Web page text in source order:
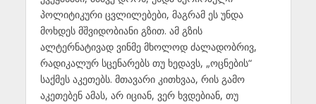
პოლიტიკური ცვლილებები, მაგრამ ეს უნდა
მოხდეს მშვიდობიანი გზით. ამ გზის
ალტერნატივად ვინმე მხოლოდ ძალადობრივ,
რადიკალურ სცენარებს თუ ხედავს, „ოცნების“
საქმეს აკეთებს. მთავარი კითხვაა, რის გამო
აკეთებენ ამას, არ იციან, ვერ ხვდებიან, თუ